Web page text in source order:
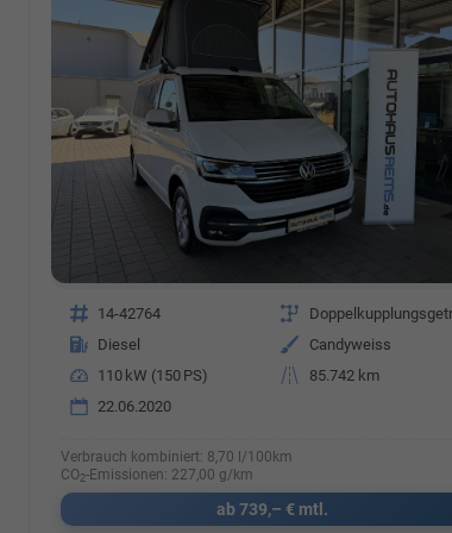
Fahrzeugnr. 14-42764 Getriebe
Kraftstoff Diesel Außenfarbe
Candyweiss
Leistung 110 kW (150 PS) Kilometerstand
85.742 km
22.06.2020
Verbrauch kombiniert: 8,70 l/100km
CO2-Emissionen: 227,00 g/km
ab 739,– € mtl.